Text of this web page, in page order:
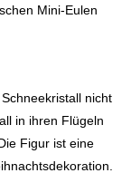
Mini-Eulen
nicht
in ihren Flügeln
Figur ist eine